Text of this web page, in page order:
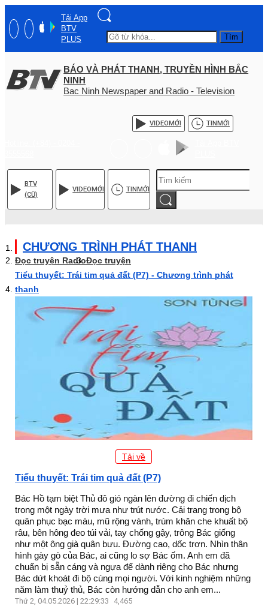
Tải App
BTV
PLUS
Tìm
BÁO VÀ PHÁT THANH, TRUYỀN HÌNH BẮC
NINH
Bac Ninh Newspaper and Radio - Television
VIDEOMỚI TINMỚI
BTV
(CŨ)
VIDEOMỚI TINMỚI
CHƯƠNG TRÌNH PHÁT THANH
Đọc truyện RadioĐọc truyện
Tiểu thuyết: Trái tim quả đất (P7) - Chương trình phát
thanh
Tải về
Tiểu thuyết: Trái tim quả đất (P7)
Bác Hồ tạm biệt Thủ đô gió ngàn lên đường đi chiến dịch
trong một ngày trời mưa như trút nước. Cải trang trong bộ
quân phục bạc màu, mũ rộng vành, trùm khăn che khuất bộ
râu, bên hông đeo túi vải, tay chống gậy, trông Bác giống
như một ông già quân bưu. Đường cao, dốc trơn. Nhìn thân
hình gày gò của Bác, ai cũng lo sợ Bác ốm. Anh em đã
chuẩn bị sẵn cáng và ngựa để dành riêng cho Bác nhưng
Bác dứt khoát đi bộ cùng mọi người. Với kinh nghiệm những
năm làm thuỷ thủ, Bác còn hướng dẫn cho anh em...
Thứ 2, 04.05.2026 | 22:29:33 4,465